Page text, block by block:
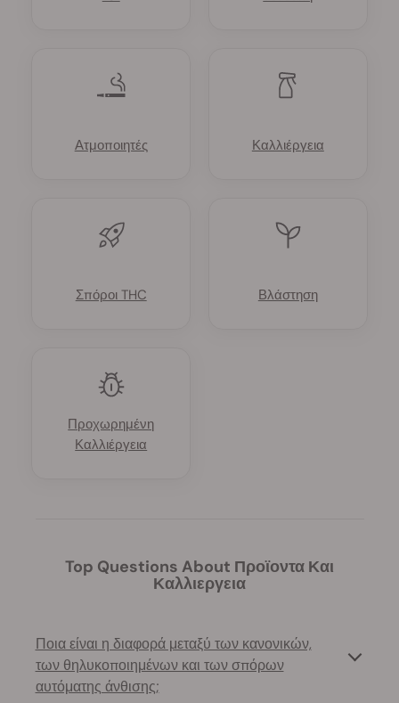
Ατμοποιητές Καλλιέργεια
Σπόροι THC Βλάστηση
Προχωρημένη
Καλλιέργεια
Top Questions About Προϊοντα Και
Καλλιεργεια
Ποια είναι η διαφορά μεταξύ των κανονικών,
των θηλυκοποιημένων και των σπόρων
αυτόματης άνθισης;